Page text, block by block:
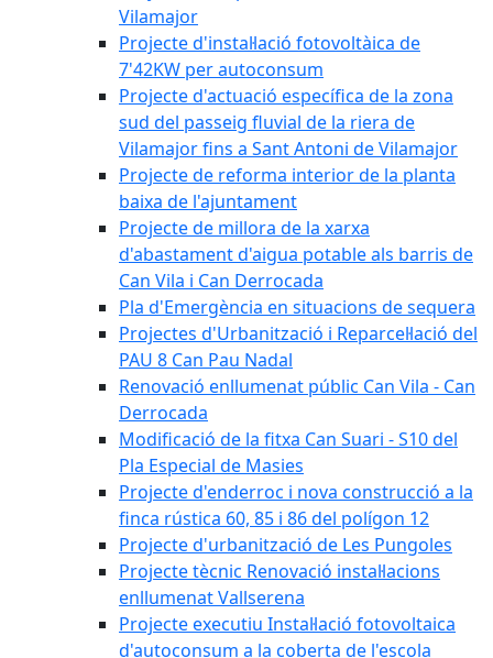
Vilamajor
Projecte d'instal·lació fotovoltàica de
7'42KW per autoconsum
Projecte d'actuació específica de la zona
sud del passeig fluvial de la riera de
Vilamajor fins a Sant Antoni de Vilamajor
Projecte de reforma interior de la planta
baixa de l'ajuntament
Projecte de millora de la xarxa
d'abastament d'aigua potable als barris de
Can Vila i Can Derrocada
Pla d'Emergència en situacions de sequera
Projectes d'Urbanització i Reparcel·lació del
PAU 8 Can Pau Nadal
Renovació enllumenat públic Can Vila - Can
Derrocada
Modificació de la fitxa Can Suari - S10 del
Pla Especial de Masies
Projecte d'enderroc i nova construcció a la
finca rústica 60, 85 i 86 del polígon 12
Projecte d'urbanització de Les Pungoles
Projecte tècnic Renovació instal·lacions
enllumenat Vallserena
Projecte executiu Instal·lació fotovoltaica
d'autoconsum a la coberta de l'escola